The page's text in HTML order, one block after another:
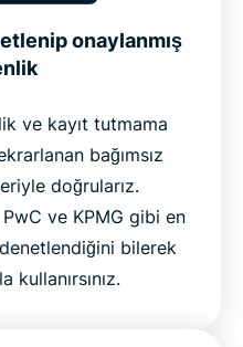
onaylanmış
ve kayıt tutmama
bağımsız
doğrularız.
ve KPMG gibi en
bilerek
kullanırsınız.